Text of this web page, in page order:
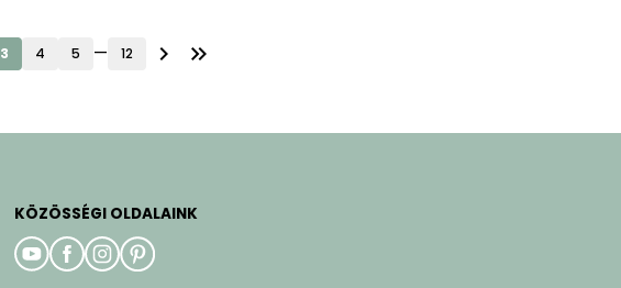
3 4 5 — 12 chevron_right keyboard_double_arrow_right
KÖZÖSSÉGI OLDALAINK